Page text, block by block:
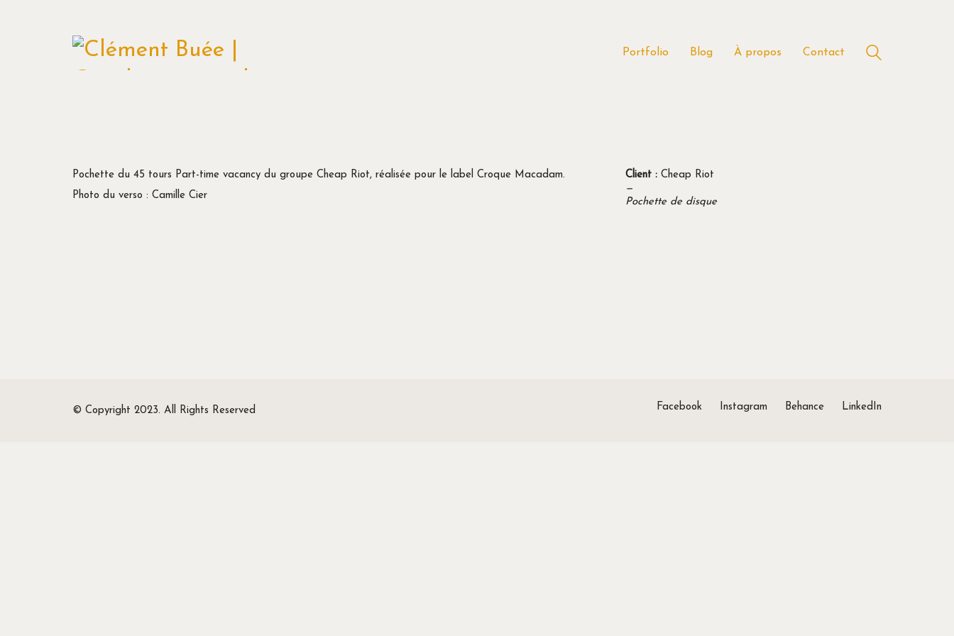
Portfolio Blog À propos Contact
Pochette du 45 tours Part-time vacancy du groupe Cheap Riot, réalisée pour le label Croque Macadam.
Photo du verso : Camille Cier
Client : Cheap Riot
—
Pochette de disque
Facebook Instagram Behance LinkedIn
© Copyright 2023. All Rights Reserved